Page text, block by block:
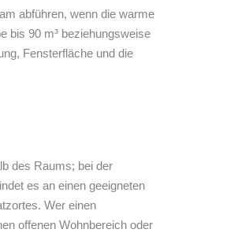
abführen, wenn die warme
bis 90 m³ beziehungsweise
Fensterfläche und die
des Raums; bei der
es an einen geeigneten
Wer einen
offenen Wohnbereich oder